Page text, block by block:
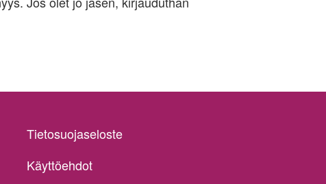
Tietosuojaseloste
Käyttöehdot